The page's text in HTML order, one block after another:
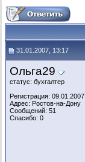
31.01.2007, 13:17
Ольга29
статус: бухгалтер
Регистрация: 09.01.2007
Адрес: Ростов-на-Дону
Сообщений: 51
Спасибо: 0